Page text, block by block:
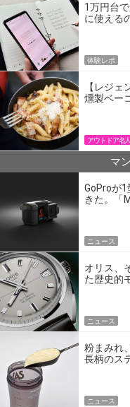
1万円台
に使える
体験レポ
【レジ
燻製ベー
アウトドア名
マ
GoProが
きた。「
ニュース
オリス、
た歴史的
ニュース
粉まみれ
長柄のス
ニュース